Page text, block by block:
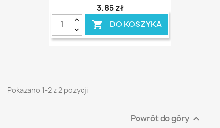
3,86 zł
 DO KOSZYKA
Pokazano 1-2 z 2 pozycji
Powrót do góry 